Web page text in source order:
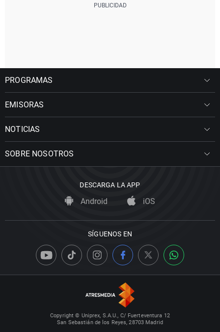
PROGRAMAS
EMISORAS
NOTICIAS
SOBRE NOSOTROS
DESCARGA LA APP
Android iOS
SÍGUENOS EN
Copyright © Uniprex, S.A.U., C/ Fuerteventura 12
San Sebastián de los Reyes, 28703 Madrid